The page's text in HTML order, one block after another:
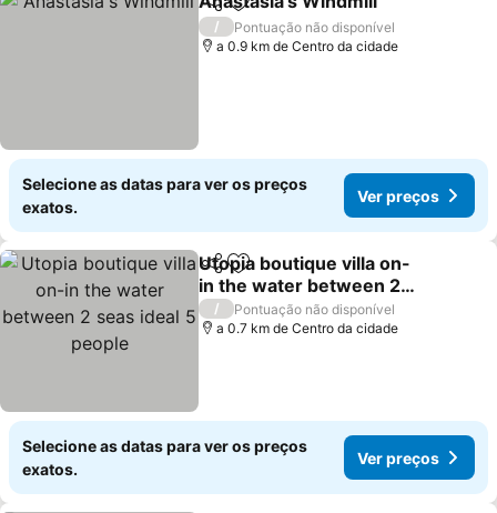
PartilharAdicionar aos favoritos
/
Pontuação não disponível
a 0.9 km de Centro da cidade
Selecione as datas para ver os preços
exatos.
Ver preços
PartilharAdicionar aos favoritos
Utopia boutique villa on-
in the water between 2
seas ideal 5 people
/
Pontuação não disponível
a 0.7 km de Centro da cidade
Selecione as datas para ver os preços
exatos.
Ver preços